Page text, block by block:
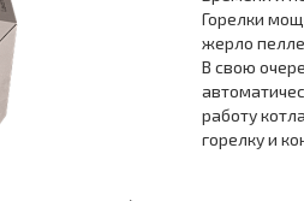
Горелки
жерло
В свою
работу
горелку и